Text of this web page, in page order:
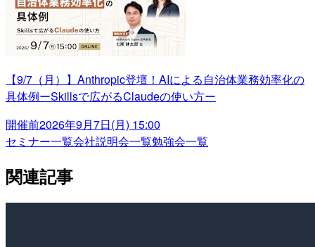
【9/7（月）】Anthropic登壇！AIによる自治体業務効率化の
具体例ーSkillsで広がるClaudeの使い方ー
開催前2026年9月7日(月) 15:00
セミナー一覧会社説明会一覧勉強会一覧
関連記事